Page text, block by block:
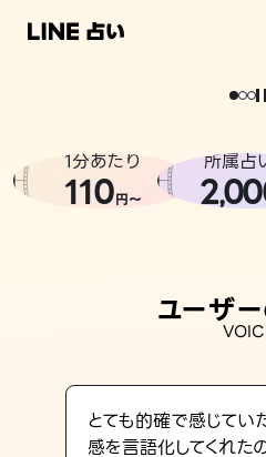
相談事例
どうせなら
。
1分あたり
110円〜
所属占
2,
ユーザ
とても的確で感じてい
感を言語化してくれた